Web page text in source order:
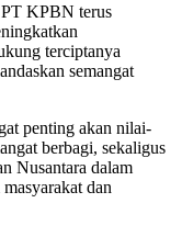
KPBN terus
terciptanya
semangat
penting akan nilai-
berbagi, sekaligus
Nusantara dalam
dan